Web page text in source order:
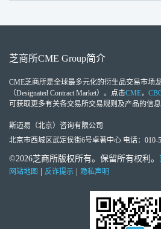
芝商所CME Group简介
CME芝商所是全球最多元化的衍生品交易市场
（Designated Contract Market）。点击CME，
可获取更多有关各交易所交易规则及产品的信息
斯迈易（北京）咨询有限公司
北京市西城区武定侯街6号卓著中心 电话：010-
©2026芝商所版权所有。保留所有权利。
网站地图 反诈提示 隐私声明